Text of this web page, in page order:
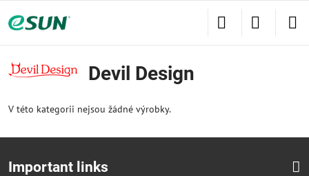
Devil Design
V této kategorii nejsou žádné výrobky.
Important links